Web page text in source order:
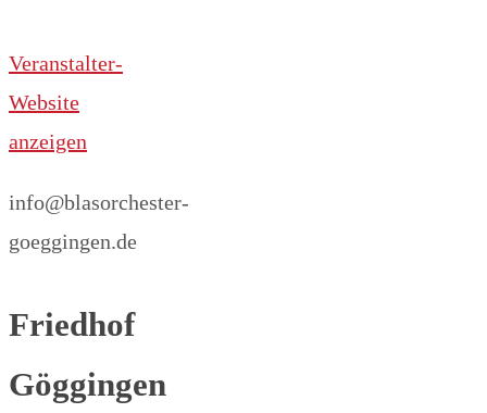
Veranstalter-
Website
anzeigen
info@blasorchester-
goeggingen.de
Friedhof
Göggingen